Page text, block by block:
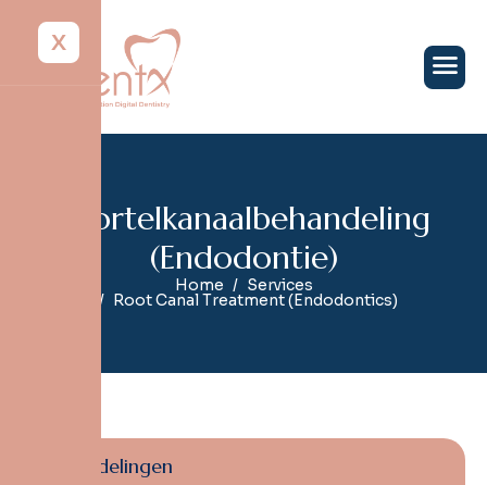
X
ortelkanaalbehandeling
(Endodontie)
Home Services
Root Canal Treatment (Endodontics)
Behandelingen